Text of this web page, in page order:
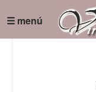
☰ menú